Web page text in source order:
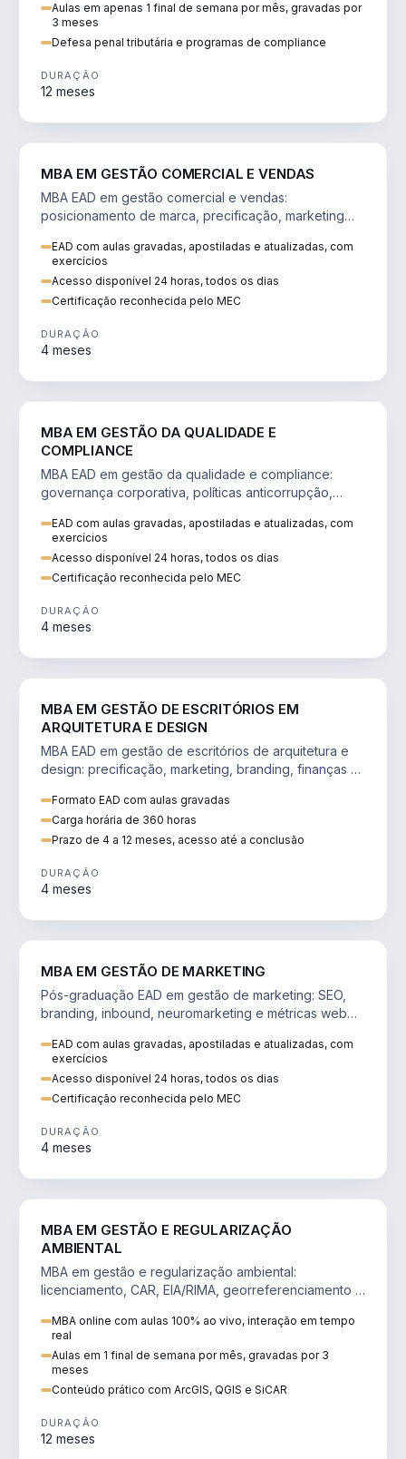
Aulas em apenas 1 final de semana por mês, gravadas por
3 meses
Defesa penal tributária e programas de compliance
DURAÇÃO
12 meses
MBA EM GESTÃO COMERCIAL E VENDAS
MBA EAD em gestão comercial e vendas:
posicionamento de marca, precificação, marketing
EAD com aulas gravadas, apostiladas e atualizadas, com
exercícios
Acesso disponível 24 horas, todos os dias
Certificação reconhecida pelo MEC
DURAÇÃO
4 meses
MBA EM GESTÃO DA QUALIDADE E
COMPLIANCE
MBA EAD em gestão da qualidade e compliance:
governança corporativa, políticas anticorrupção,
EAD com aulas gravadas, apostiladas e atualizadas, com
exercícios
Acesso disponível 24 horas, todos os dias
Certificação reconhecida pelo MEC
DURAÇÃO
4 meses
MBA EM GESTÃO DE ESCRITÓRIOS EM
ARQUITETURA E DESIGN
MBA EAD em gestão de escritórios de arquitetura e
design: precificação, marketing, branding, finanças e
Formato EAD com aulas gravadas
Carga horária de 360 horas
Prazo de 4 a 12 meses, acesso até a conclusão
DURAÇÃO
4 meses
MBA EM GESTÃO DE MARKETING
Pós-graduação EAD em gestão de marketing: SEO,
branding, inbound, neuromarketing e métricas web
EAD com aulas gravadas, apostiladas e atualizadas, com
exercícios
Acesso disponível 24 horas, todos os dias
Certificação reconhecida pelo MEC
DURAÇÃO
4 meses
MBA EM GESTÃO E REGULARIZAÇÃO
AMBIENTAL
MBA em gestão e regularização ambiental:
licenciamento, CAR, EIA/RIMA, georreferenciamento e
MBA online com aulas 100% ao vivo, interação em tempo
real
Aulas em 1 final de semana por mês, gravadas por 3
meses
Conteúdo prático com ArcGIS, QGIS e SiCAR
DURAÇÃO
12 meses